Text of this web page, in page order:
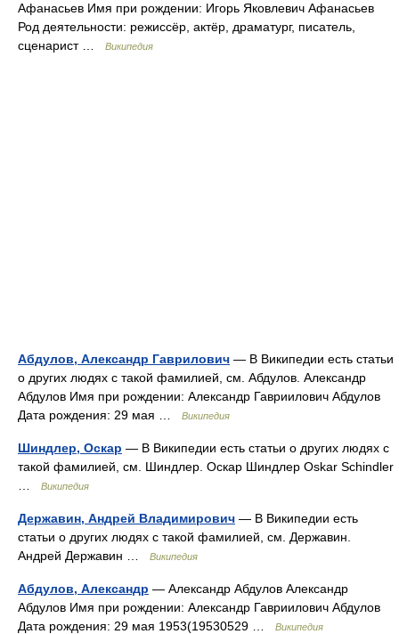
Афанасьев Имя при рождении: Игорь Яковлевич Афанасьев
Род деятельности: режиссёр, актёр, драматург, писатель,
сценарист …
Википедия
Абдулов, Александр Гаврилович — В Википедии есть статьи
о других людях с такой фамилией, см. Абдулов. Александр
Абдулов Имя при рождении: Александр Гавриилович Абдулов
Дата рождения: 29 мая …
Википедия
Шиндлер, Оскар — В Википедии есть статьи о других людях с
такой фамилией, см. Шиндлер. Оскар Шиндлер Oskar Schindler
Википедия
Державин, Андрей Владимирович — В Википедии есть
статьи о других людях с такой фамилией, см. Державин.
Андрей Державин …
Википедия
Абдулов, Александр — Александр Абдулов Александр
Абдулов Имя при рождении: Александр Гавриилович Абдулов
Дата рождения: 29 мая 1953(19530529 …
Википедия